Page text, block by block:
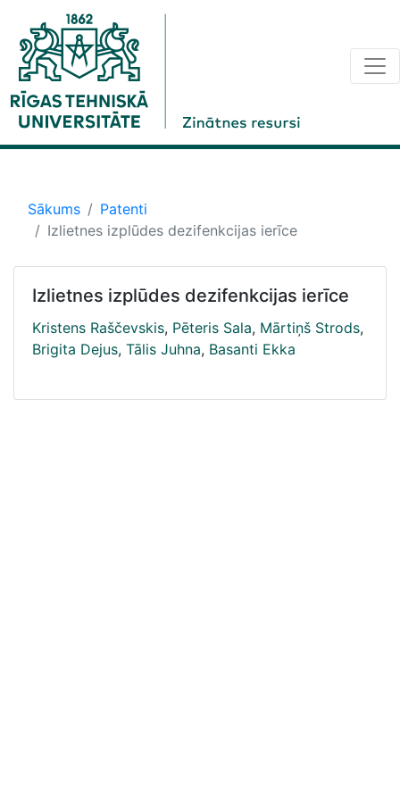
Sākums
Patenti
Izlietnes izplūdes dezifenkcijas ierīce
Izlietnes izplūdes dezifenkcijas ierīce
Kristens Raščevskis, Pēteris Sala, Mārtiņš Strods,
Brigita Dejus, Tālis Juhna, Basanti Ekka